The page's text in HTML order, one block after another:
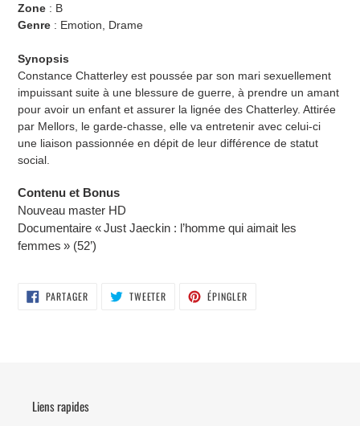
Zone : B
Genre : Emotion, Drame
Synopsis
Constance Chatterley est poussée par son mari sexuellement
impuissant suite à une blessure de guerre, à prendre un amant
pour avoir un enfant et assurer la lignée des Chatterley. Attirée
par Mellors, le garde-chasse, elle va entretenir avec celui-ci
une liaison passionnée en dépit de leur différence de statut
social.
Contenu et Bonus
Nouveau master HD
Documentaire « Just Jaeckin : l’homme qui aimait les
femmes » (52’)
PARTAGERPARTAGER
SUR
TWEETER TWEETER ÉPINGLER
Liens rapides